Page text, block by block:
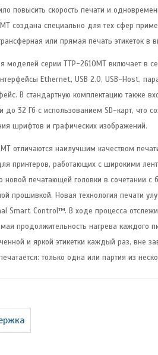
повысить скорость печати и
создана специально для тех сфер
или прямая печать этикеток в
моделей серии TTP-2610MT включает в
Ethernet, USB 2.0, USB-Host,
В стандартную комплектацию также
32 Гб с использованием SD-карт, что
шрифтов и графических изображений.
отличаются наилучшим качеством
принтеров, работающих с широкими
новой печатающей головки в сочетании с
прошивкой. Новая технология печати
Smart Control™. В ходе процесса
продолжительность нагрева каждого
и яркой этикетки каждый раз, вне
только одна или партия из